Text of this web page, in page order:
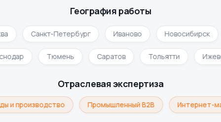
География работы
Санкт-Петербург Иваново Новосибирск
Тюмень Саратов Тольятти
Отраслевая экспертиза
и производство Промышленный B2B Интернет-